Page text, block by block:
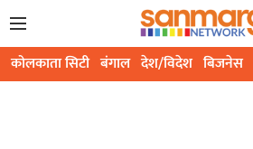
कोलकाता सिटी बंगाल देश/विदेश बिजनेस